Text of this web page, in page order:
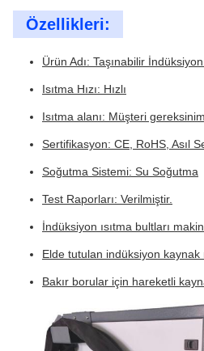
Özellikleri:
Ürün Adı: Taşınabilir
Isıtma Hızı: Hızlı
Isıtma alanı: Müşteri
Sertifikasyon: CE, RoHS, Asıl
Soğutma Sistemi: Su Soğutma
Test Raporları: Verilmiştir.
İndüksiyon ısıtma bultları
Elde tutulan indüksiyon kaynak
Bakır borular için hareketli